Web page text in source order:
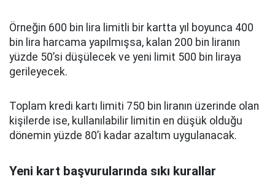
Örneğin 600 bin lira limitli bir kartta yıl boyunca 400
bin lira harcama yapılmışsa, kalan 200 bin liranın
yüzde 50’si düşülecek ve yeni limit 500 bin liraya
gerileyecek.
Toplam kredi kartı limiti 750 bin liranın üzerinde olan
kişilerde ise, kullanılabilir limitin en düşük olduğu
dönemin yüzde 80’i kadar azaltım uygulanacak.
Yeni kart başvurularında sıkı kurallar